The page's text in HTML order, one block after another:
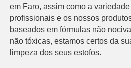
em Faro, assim como a
profissionais e os nossos
baseados em fórmulas não
não tóxicas, estamos certos da
limpeza dos seus estofos.